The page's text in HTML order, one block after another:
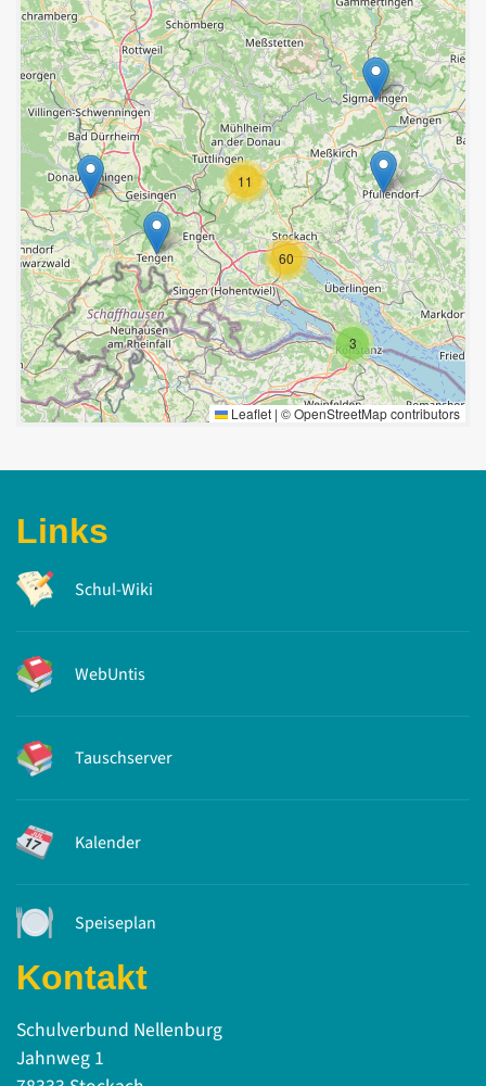
3
11
60
Leaflet | ©OpenStreetMapcontributors
Links
Schul-Wiki
WebUntis
Tauschserver
Kalender
Speiseplan
Kontakt
Schulverbund Nellenburg
Jahnweg 1